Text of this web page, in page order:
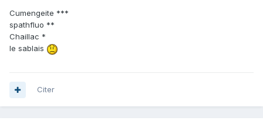
Cumengeite ***
spathfluo **
Chaillac *
le sablais
Citer